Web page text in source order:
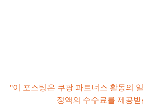
"이 포스팅은 쿠팡 파트너스 활동의
정액의 수수료를 제공